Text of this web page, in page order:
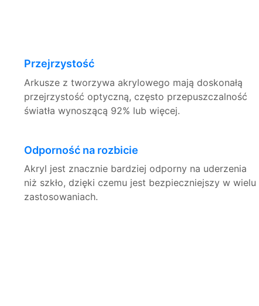
Przejrzystość
Arkusze z tworzywa akrylowego mają doskonałą
przejrzystość optyczną, często przepuszczalność
światła wynoszącą 92% lub więcej.
Odporność na rozbicie
Akryl jest znacznie bardziej odporny na uderzenia
niż szkło, dzięki czemu jest bezpieczniejszy w wielu
zastosowaniach.